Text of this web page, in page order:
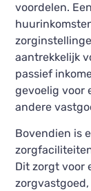
voordelen.
aantrekkelijk
passief
gevoelig voor
andere
Bovendien is
Dit zorgt voor